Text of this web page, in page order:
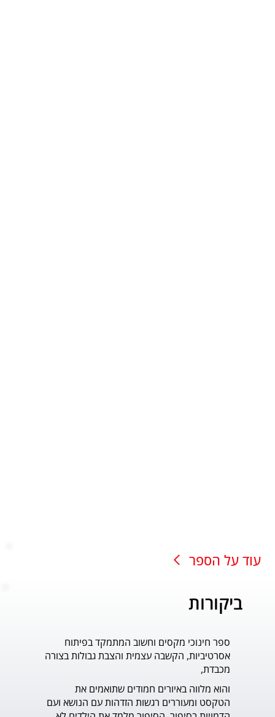
עוד על הספר
ביקורות
ספר חינוכי מקסים וחשוב המתמקד בפיתוח
אסרטיביות, הקשבה עצמית והצבת גבולות בצורה
מכבדת,
והוא מלווה באיורים חמודים שתואמים את